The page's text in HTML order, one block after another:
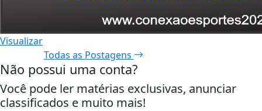
Visualizar
Todas as Postagens
Não possui uma conta?
Você pode ler matérias exclusivas, anunciar
classificados e muito mais!